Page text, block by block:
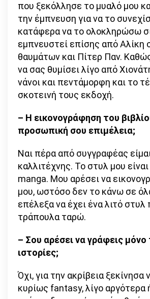
που ξεκόλλησε το μυαλό μου
την έμπνευση για να το
κατάφερα να το ολοκληρώσω
εμπνευστεί επίσης από
θαυμάτων και Πίτερ Παν.
να σας θυμίσει λίγο από
νάνοι και πεντάμορφη και το
σκοτεινή τους εκδοχή.
– Η εικονογράφηση του
προσωπική σου επιμέλεια;
Ναι πέρα από συγγραφέας
καλλιτέχνης. Το στυλ μου
manga. Μου αρέσει να
μου, ωστόσο δεν το κάνω σε
επέλεξα να έχει ένα λιτό στυλ
τράπουλα ταρώ.
– Σου αρέσει να γράφεις μόνο
ιστορίες;
Όχι, για την ακρίβεια
κυρίως fantasy, λίγο αργότερα